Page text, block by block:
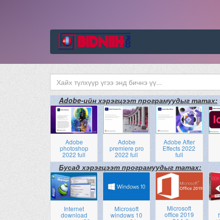
Adobe-ийн хэрэгцээт програмуудыг татах:
Adobe
photoshop
2022 full
Adobe
premiere pro
2022 full
Adobe After
Effects 2022
full
Бусад хэрэгцээт програмуудыг татах:
Internet
download
Microsoft
windows 10
Microsoft
office 2019